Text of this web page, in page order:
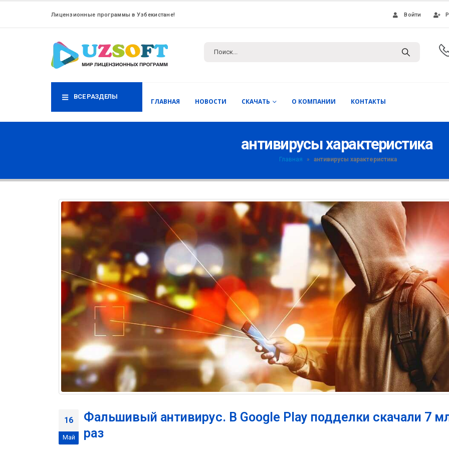
Лицензионные программы в Узбекистане! Войти
ВСЕ РАЗДЕЛЫ
ГЛАВНАЯ НОВОСТИ СКАЧАТЬ О КОМПАНИИ КОНТАКТЫ
антивирусы характеристика
Главная » антивирусы характеристика
16
Май
Фальшивый антивирус. В Google Play подделки скачали 7
раз